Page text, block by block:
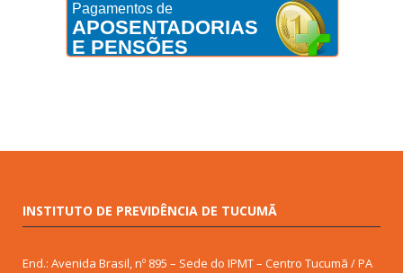
Pagamentos de
APOSENTADORIAS
E PENSÕES
INSTITUTO DE PREVIDÊNCIA DE TUCUMÃ
End.: Avenida Brasil, nº 895 – Sede do IPMT – Centro Tucumã / PA